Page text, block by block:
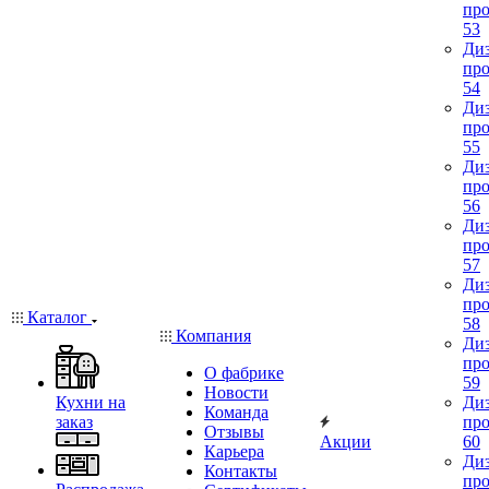
Каталог
Кухни на
заказ
Компания
О фабрике
Новости
Команда
Отзывы
Карьера
Контакты
Акции
53
54
55
56
57
58
59
60